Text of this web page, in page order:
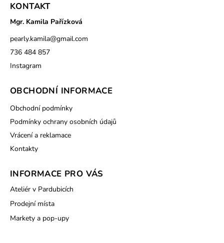
KONTAKT
Mgr. Kamila Pařízková
pearly.kamila@gmail.com
736 484 857
Instagram
OBCHODNÍ INFORMACE
Obchodní podmínky
Podmínky ochrany osobních údajů
Vrácení a reklamace
Kontakty
INFORMACE PRO VÁS
Ateliér v Pardubicích
Prodejní místa
Markety a pop-upy